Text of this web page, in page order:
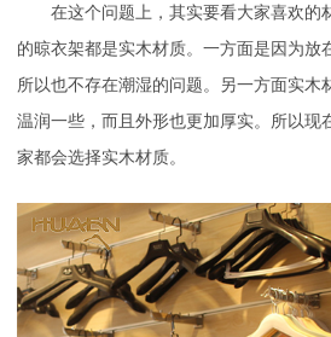
在这个问题上，其实要看大家喜欢的
的晾衣架都是实木材质。一方面是因为放
所以也不存在潮湿的问题。另一方面实木
温润一些，而且外形也更加厚实。所以现
家都会选择实木材质。